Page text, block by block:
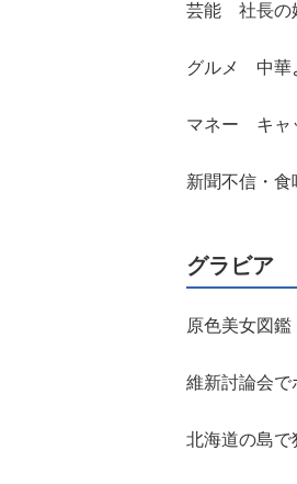
芸能 社長の
グルメ 中華
マネー キャ
新聞不信・食
グラビア
原色美女図
維新討論会
北海道の島